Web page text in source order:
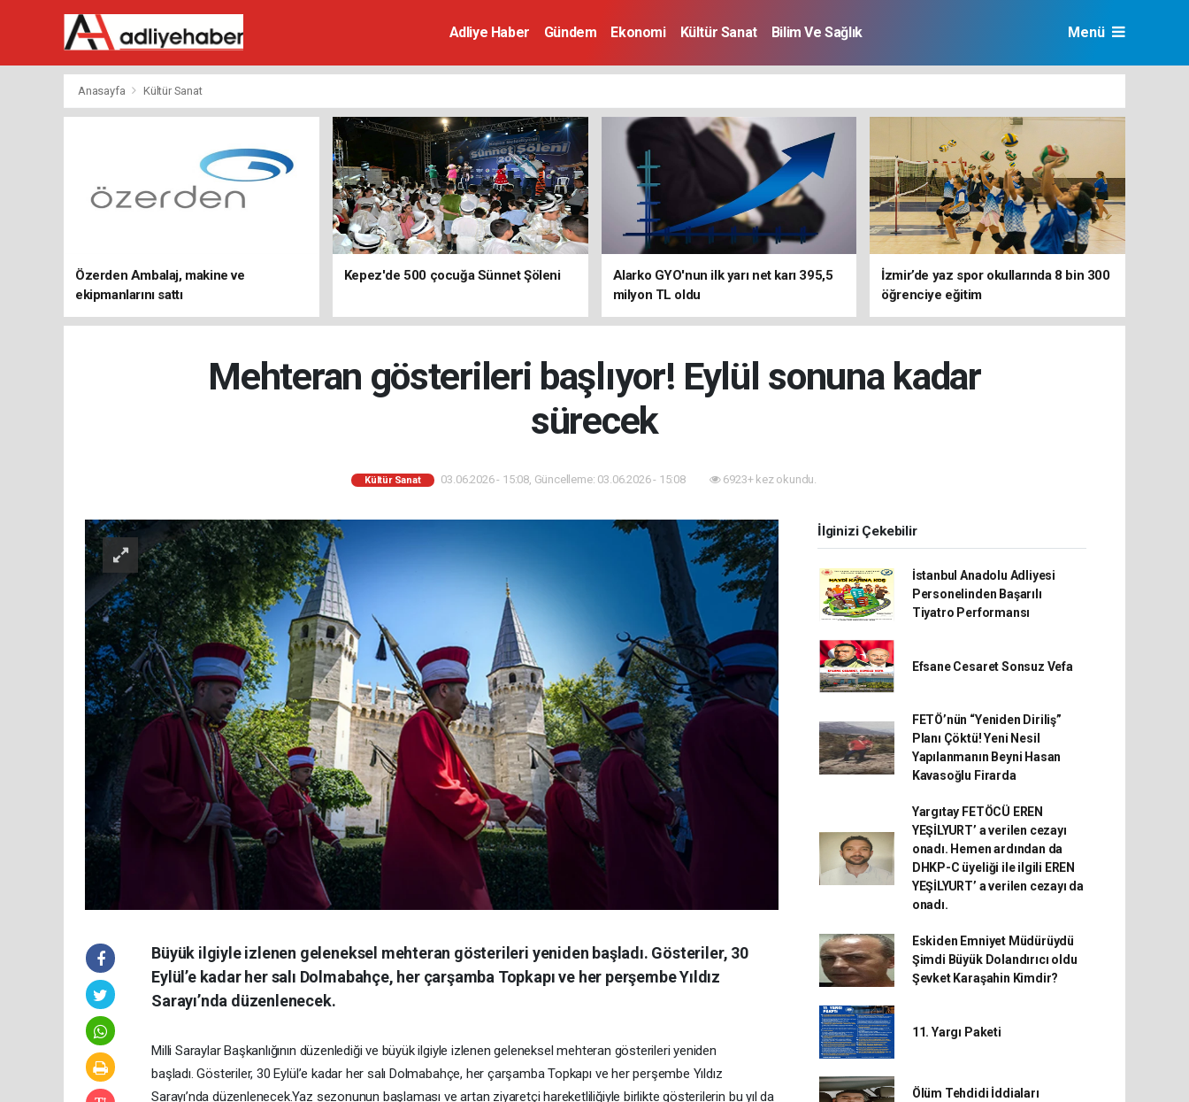
Adliye Haber Gündem Ekonomi Kültür Sanat Bilim Ve Sağlık Menü
Anasayfa Kültür Sanat
Özerden Ambalaj, makine ve
ekipmanlarını sattı
Kepez'de 500 çocuğa Sünnet Şöleni
Alarko GYO'nun ilk yarı net karı 395,5
milyon TL oldu
İzmir’de yaz spor okullarında 8 bin 300
öğrenciye eğitim
Mehteran gösterileri başlıyor! Eylül sonuna kadar
sürecek
Kültür Sanat 03.06.2026 - 15:08, Güncelleme: 03.06.2026 - 15:08 6923+ kez okundu.
Büyük ilgiyle izlenen geleneksel mehteran gösterileri yeniden başladı. Gösteriler, 30
Eylül’e kadar her salı Dolmabahçe, her çarşamba Topkapı ve her perşembe Yıldız
Sarayı’nda düzenlenecek.
Milli Saraylar Başkanlığının düzenlediği ve büyük ilgiyle izlenen geleneksel mehteran gösterileri yeniden
başladı. Gösteriler, 30 Eylül’e kadar her salı Dolmabahçe, her çarşamba Topkapı ve her perşembe Yıldız
Sarayı’nda düzenlenecek.Yaz sezonunun başlaması ve artan ziyaretçi hareketliliğiyle birlikte gösterilerin bu yıl da
İlginizi Çekebilir
İstanbul Anadolu Adliyesi
Personelinden Başarılı
Tiyatro Performansı
Efsane Cesaret Sonsuz Vefa
FETÖ’nün “Yeniden Diriliş”
Planı Çöktü! Yeni Nesil
Yapılanmanın Beyni Hasan
Kavasoğlu Firarda
Yargıtay FETÖCÜ EREN
YEŞİLYURT’ a verilen cezayı
onadı. Hemen ardından da
DHKP-C üyeliği ile ilgili EREN
YEŞİLYURT’ a verilen cezayı da
onadı.
Eskiden Emniyet Müdürüydü
Şimdi Büyük Dolandırıcı oldu
Şevket Karaşahin Kimdir?
11. Yargı Paketi
Ölüm Tehdidi İddiaları